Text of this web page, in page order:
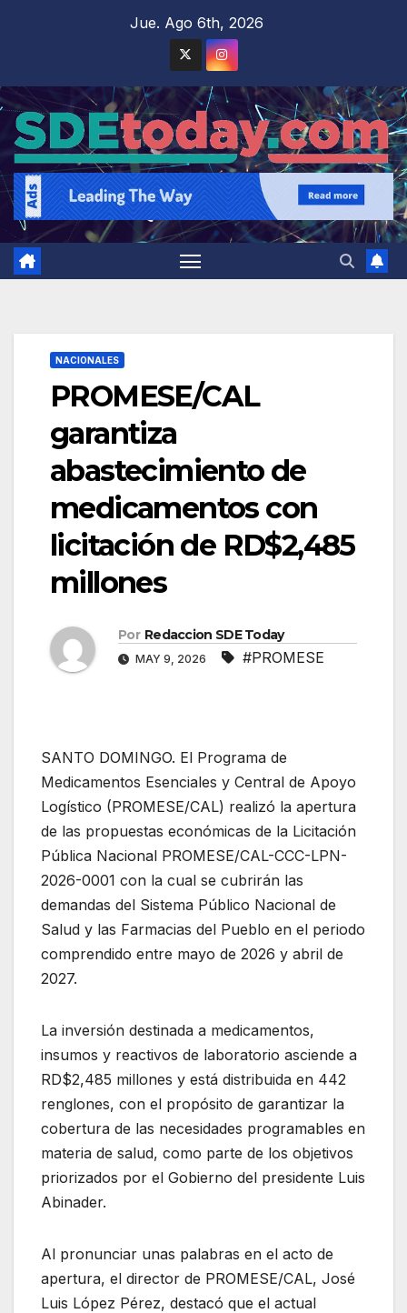
Jue. Ago 6th, 2026
NACIONALES
PROMESE/CAL
garantiza
abastecimiento de
medicamentos con
licitación de RD$2,485
millones
Por Redaccion SDE Today
MAY 9, 2026 #PROMESE
SANTO DOMINGO. El Programa de
Medicamentos Esenciales y Central de Apoyo
Logístico (PROMESE/CAL) realizó la apertura
de las propuestas económicas de la Licitación
Pública Nacional PROMESE/CAL-CCC-LPN-
2026-0001 con la cual se cubrirán las
demandas del Sistema Público Nacional de
Salud y las Farmacias del Pueblo en el periodo
comprendido entre mayo de 2026 y abril de
2027.
La inversión destinada a medicamentos,
insumos y reactivos de laboratorio asciende a
RD$2,485 millones y está distribuida en 442
renglones, con el propósito de garantizar la
cobertura de las necesidades programables en
materia de salud, como parte de los objetivos
priorizados por el Gobierno del presidente Luis
Abinader.
Al pronunciar unas palabras en el acto de
apertura, el director de PROMESE/CAL, José
Luis López Pérez, destacó que el actual